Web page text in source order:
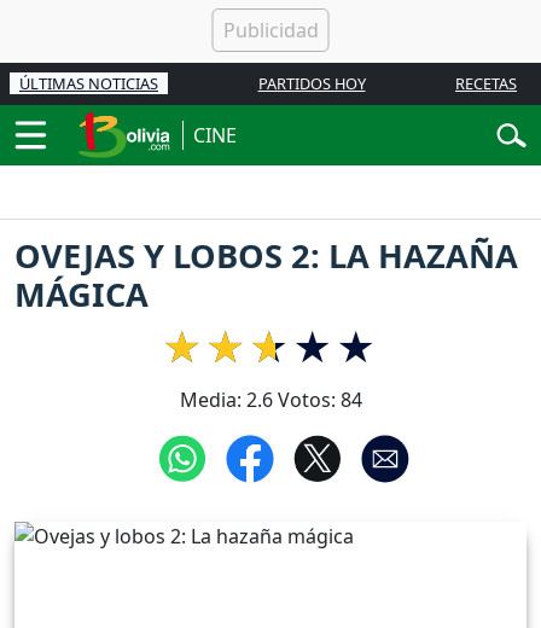
ÚLTIMAS NOTICIAS PARTIDOS HOY RECETAS
CINE
OVEJAS Y LOBOS 2: LA HAZAÑA
MÁGICA
Media: 2.6Votos: 84